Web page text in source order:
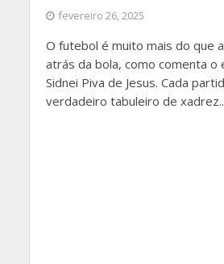
fevereiro 26, 2025
O futebol é muito mais do que
atrás da bola, como comenta o
Sidnei Piva de Jesus. Cada
verdadeiro tabuleiro de